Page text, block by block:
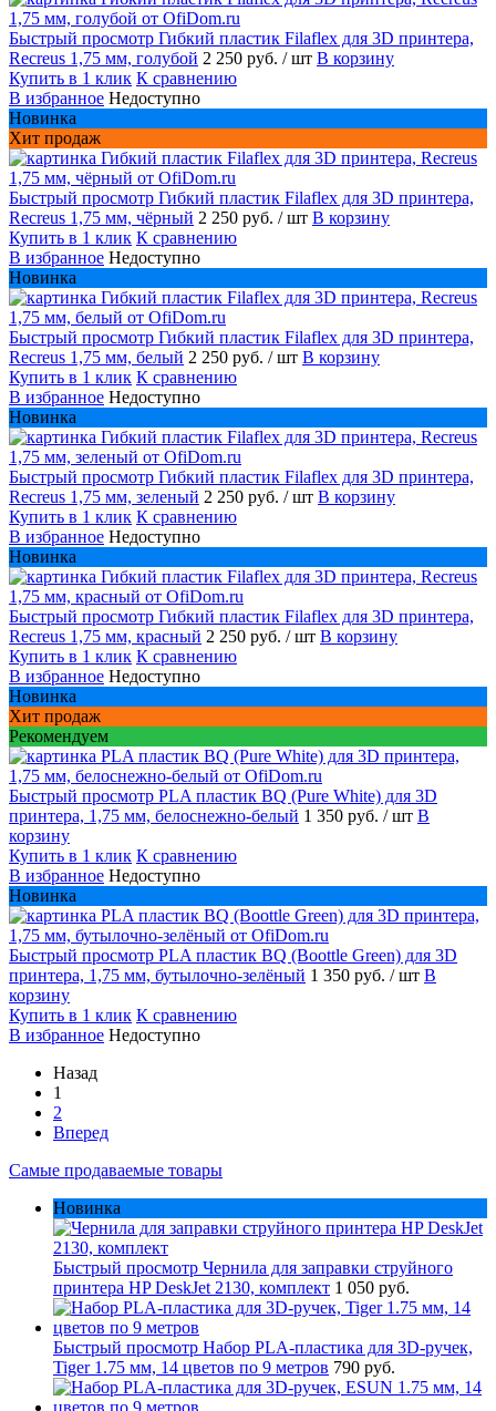
Быстрый просмотр Гибкий пластик Filaflex для 3D принтера,
Recreus 1,75 мм, голубой 2 250 руб. / шт В корзину
Купить в 1 клик К сравнению
В избранное Недоступно
Новинка
Хит продаж
Быстрый просмотр Гибкий пластик Filaflex для 3D принтера,
Recreus 1,75 мм, чёрный 2 250 руб. / шт В корзину
Купить в 1 клик К сравнению
В избранное Недоступно
Новинка
Быстрый просмотр Гибкий пластик Filaflex для 3D принтера,
Recreus 1,75 мм, белый 2 250 руб. / шт В корзину
Купить в 1 клик К сравнению
В избранное Недоступно
Новинка
Быстрый просмотр Гибкий пластик Filaflex для 3D принтера,
Recreus 1,75 мм, зеленый 2 250 руб. / шт В корзину
Купить в 1 клик К сравнению
В избранное Недоступно
Новинка
Быстрый просмотр Гибкий пластик Filaflex для 3D принтера,
Recreus 1,75 мм, красный 2 250 руб. / шт В корзину
Купить в 1 клик К сравнению
В избранное Недоступно
Новинка
Хит продаж
Рекомендуем
Быстрый просмотр PLA пластик BQ (Pure White) для 3D
принтера, 1,75 мм, белоснежно-белый 1 350 руб. / шт В
корзину
Купить в 1 клик К сравнению
В избранное Недоступно
Новинка
Быстрый просмотр PLA пластик BQ (Boottle Green) для 3D
принтера, 1,75 мм, бутылочно-зелёный 1 350 руб. / шт В
корзину
Купить в 1 клик К сравнению
В избранное Недоступно
Назад
1
2
Вперед
Самые продаваемые товары
Новинка
Быстрый просмотр Чернила для заправки струйного
принтера HP DeskJet 2130, комплект 1 050 руб.
Быстрый просмотр Набор PLA-пластика для 3D-ручек,
Tiger 1.75 мм, 14 цветов по 9 метров 790 руб.